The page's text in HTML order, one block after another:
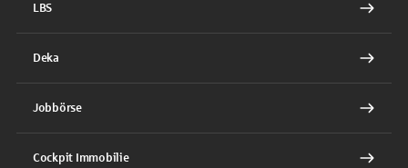
LBS
Deka
Jobbörse
Cockpit Immobilie